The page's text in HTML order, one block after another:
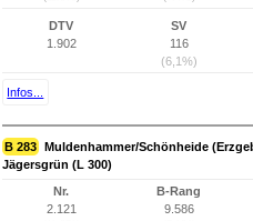
DTV
1.902
SV
116
(6,1%)
Infos...
B 283 Muldenhammer/Schönheide
Jägersgrün (L 300)
Nr.
2.121
B-Rang
9.586